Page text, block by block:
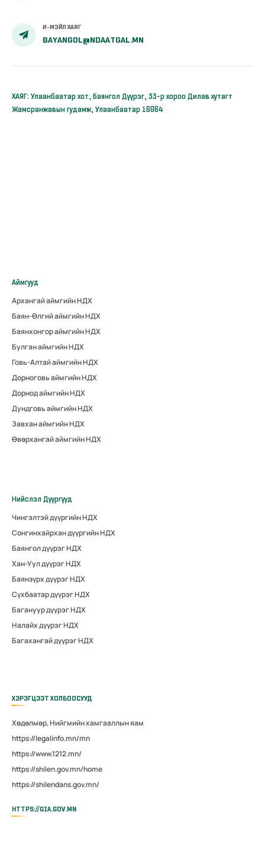
И-МЭЙЛ ХАЯГ
BAYANGOL@NDAATGAL.MN
ХАЯГ: Улаанбаатар хот, Баянгол Дүүрэг, 33-р хороо Дилав хутагт
Жамсранжавын гудамж, Улаанбаатар 16064
Аймгууд
Архангай аймгийн НДХ
Баян-Өлгий аймгийн НДХ
Баянхонгор аймгийн НДХ
Булган аймгийн НДХ
Говь-Алтай аймгийн НДХ
Дорноговь аймгийн НДХ
Дорнод аймгийн НДХ
Дундговь аймгийн НДХ
Завхан аймгийн НДХ
Өвөрхангай аймгийн НДХ
Нийслэл Дүүргүүд
Чингэлтэй дүүргийн НДХ
Сонгинхайрхан дүүргийн НДХ
Баянгол дүүрэг НДХ
Хан-Уул дүүрэг НДХ
Баянзүрх дүүрэг НДХ
Сүхбаатар дүүрэг НДХ
Багануур дүүрэг НДХ
Налайх дүүрэг НДХ
Багахангай дүүрэг НДХ
ХЭРЭГЦЭЭТ ХОЛБООСУУД
Хөдөлмөр, Нийгмийн хамгааллын яам
https://legalinfo.mn/mn
https://www.1212.mn/
https://shilen.gov.mn/home
https://shilendans.gov.mn/
HTTPS://GIA.GOV.MN